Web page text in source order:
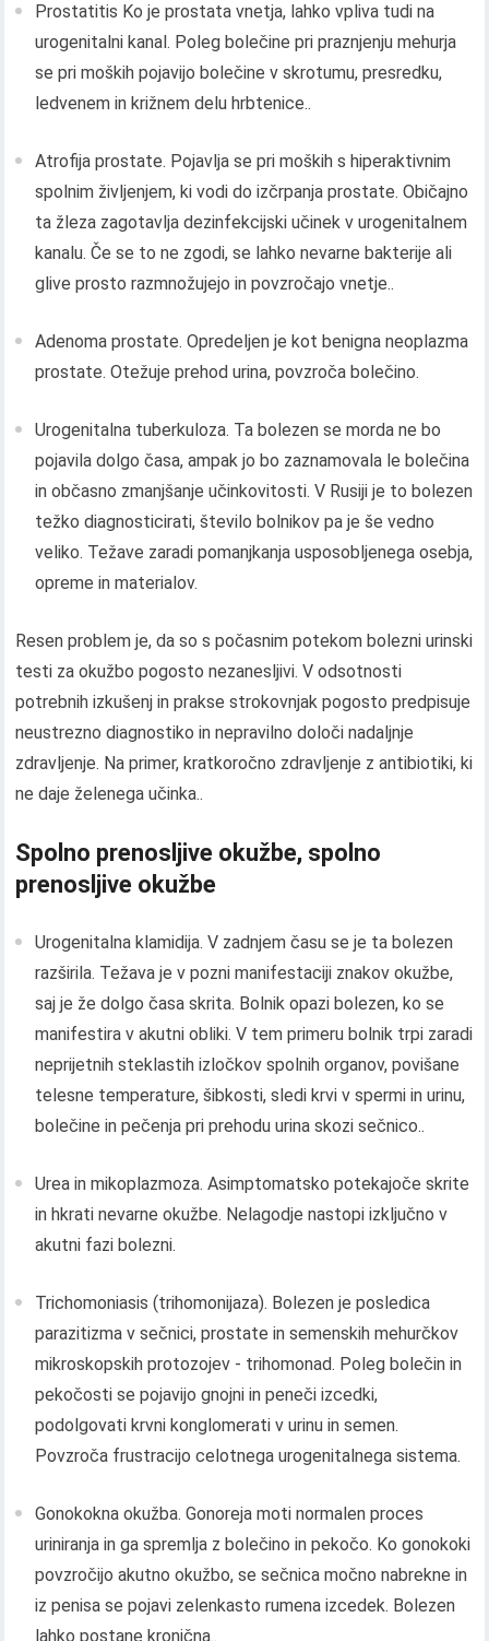
Prostatitis Ko je prostata vnetja, lahko vpliva tudi na
urogenitalni kanal. Poleg bolečine pri praznjenju mehurja
se pri moških pojavijo bolečine v skrotumu, presredku,
ledvenem in križnem delu hrbtenice..
Atrofija prostate. Pojavlja se pri moških s hiperaktivnim
spolnim življenjem, ki vodi do izčrpanja prostate. Običajno
ta žleza zagotavlja dezinfekcijski učinek v urogenitalnem
kanalu. Če se to ne zgodi, se lahko nevarne bakterije ali
glive prosto razmnožujejo in povzročajo vnetje..
Adenoma prostate. Opredeljen je kot benigna neoplazma
prostate. Otežuje prehod urina, povzroča bolečino.
Urogenitalna tuberkuloza. Ta bolezen se morda ne bo
pojavila dolgo časa, ampak jo bo zaznamovala le bolečina
in občasno zmanjšanje učinkovitosti. V Rusiji je to bolezen
težko diagnosticirati, število bolnikov pa je še vedno
veliko. Težave zaradi pomanjkanja usposobljenega osebja,
opreme in materialov.
Resen problem je, da so s počasnim potekom bolezni urinski
testi za okužbo pogosto nezanesljivi. V odsotnosti
potrebnih izkušenj in prakse strokovnjak pogosto predpisuje
neustrezno diagnostiko in nepravilno določi nadaljnje
zdravljenje. Na primer, kratkoročno zdravljenje z antibiotiki, ki
ne daje želenega učinka..
Spolno prenosljive okužbe, spolno
prenosljive okužbe
Urogenitalna klamidija. V zadnjem času se je ta bolezen
razširila. Težava je v pozni manifestaciji znakov okužbe,
saj je že dolgo časa skrita. Bolnik opazi bolezen, ko se
manifestira v akutni obliki. V tem primeru bolnik trpi zaradi
neprijetnih steklastih izločkov spolnih organov, povišane
telesne temperature, šibkosti, sledi krvi v spermi in urinu,
bolečine in pečenja pri prehodu urina skozi sečnico..
Urea in mikoplazmoza. Asimptomatsko potekajoče skrite
in hkrati nevarne okužbe. Nelagodje nastopi izključno v
akutni fazi bolezni.
Trichomoniasis (trihomonijaza). Bolezen je posledica
parazitizma v sečnici, prostate in semenskih mehurčkov
mikroskopskih protozojev - trihomonad. Poleg bolečin in
pekočosti se pojavijo gnojni in peneči izcedki,
podolgovati krvni konglomerati v urinu in semen.
Povzroča frustracijo celotnega urogenitalnega sistema.
Gonokokna okužba. Gonoreja moti normalen proces
uriniranja in ga spremlja z bolečino in pekočo. Ko gonokoki
povzročijo akutno okužbo, se sečnica močno nabrekne in
iz penisa se pojavi zelenkasto rumena izcedek. Bolezen
lahko postane kronična..